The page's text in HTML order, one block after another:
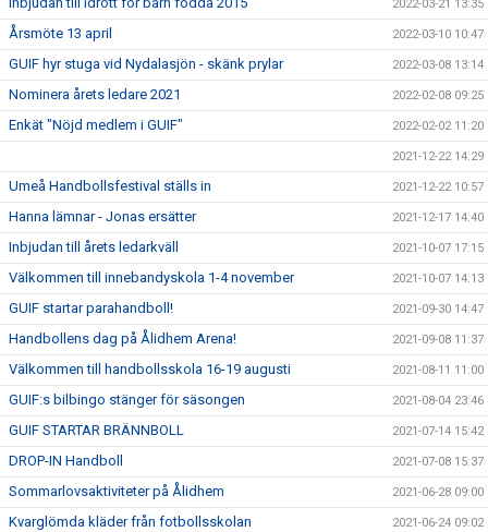
2022-03-21 13:35
Årsmöte 13 april 2022-03-10 10:47
GUIF hyr stuga vid Nydalasjön - skänk prylar 2022-03-08 13:14
Nominera årets ledare 2021 2022-02-08 09:25
Enkät "Nöjd medlem i GUIF" 2022-02-02 11:20
2021-12-22 14:29
Umeå Handbollsfestival ställs in 2021-12-22 10:57
Hanna lämnar - Jonas ersätter 2021-12-17 14:40
Inbjudan till årets ledarkväll 2021-10-07 17:15
Välkommen till innebandyskola 1-4 november 2021-10-07 14:13
GUIF startar parahandboll! 2021-09-30 14:47
Handbollens dag på Ålidhem Arena! 2021-09-08 11:37
Välkommen till handbollsskola 16-19 augusti 2021-08-11 11:00
GUIF:s bilbingo stänger för säsongen 2021-08-04 23:46
GUIF STARTAR BRÄNNBOLL 2021-07-14 15:42
DROP-IN Handboll 2021-07-08 15:37
Sommarlovsaktiviteter på Ålidhem 2021-06-28 09:00
Kvarglömda kläder från fotbollsskolan 2021-06-24 09:02